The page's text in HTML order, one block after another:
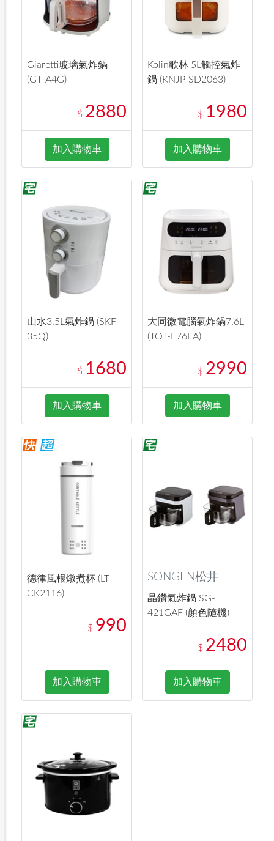
Giaretti玻璃氣炸鍋
(GT-A4G)
$ 2880
加入購物車
Kolin歌林 5L觸控氣炸
鍋 (KNJP-SD2063)
$ 1980
加入購物車
山水3.5L氣炸鍋 (SKF-
35Q)
$ 1680
加入購物車
大同微電腦氣炸鍋7.6L
(TOT-F76EA)
$ 2990
加入購物車
德律風根燉煮杯 (LT-
CK2116)
$ 990
加入購物車
SONGEN松井
晶鑽氣炸鍋 SG-
421GAF (顏色隨機)
$ 2480
加入購物車